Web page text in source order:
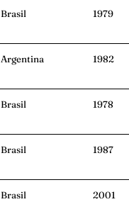
Brasil 1979
Argentina 1982
Brasil 1978
Brasil 1987
Brasil 2001